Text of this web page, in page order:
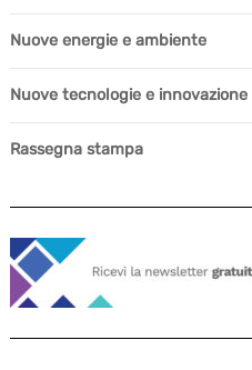
Nuove energie e ambiente
Nuove tecnologie e innovazione
Rassegna stampa